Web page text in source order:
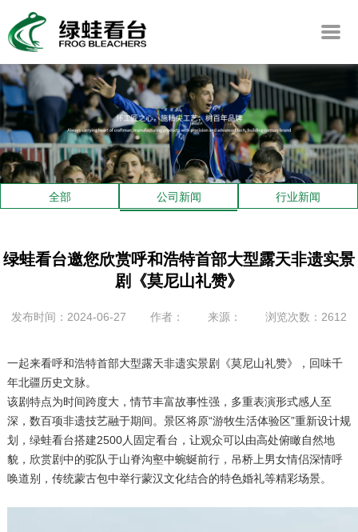
全部 公司新闻 行业新闻
绿蛙看台邀您欣赏呼和浩特首部大型露天非遗实景
剧《莫尼山礼赞》
发布时间：2024-06-27 作者： 来源： 浏览次数：2612
一起来看呼和浩特首部大型露天非遗实景剧《莫尼山礼赞》，回味千
年北疆历史文脉。
该剧特点为时间跨度大，情节丰富故事性强，多重表演形式感人至
深，数百项非遗技艺融于期间。景区将原“游牧生活体验区”重新设计规
划，绿蛙看台搭建2500人固定看台，让观众可以由高处俯瞰自然地
貌，欣赏剧中的驼队于山脊沟壑中蜿蜒前行，吊桥上男女情侣深情呼
唤道别，传统蒙古包中举行蒙汉文化结合的特色婚礼等精彩场景。